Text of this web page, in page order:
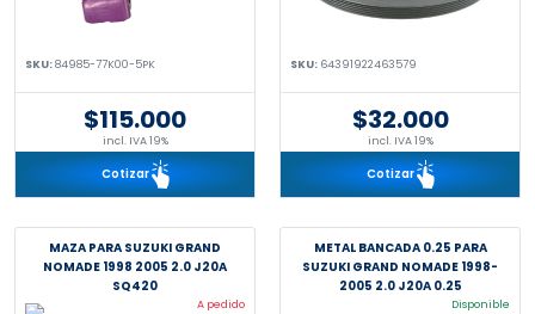
SKU:84985-77K00-5PK
$115.000
incl. IVA 19%
Cotizar
SKU: 64391922463579
$32.000
incl. IVA 19%
Cotizar
MAZA PARA SUZUKI GRAND
NOMADE 1998 2005 2.0 J20A
SQ420
A pedido
METAL BANCADA 0.25 PARA
SUZUKI GRAND NOMADE 1998-
2005 2.0 J20A 0.25
Disponible